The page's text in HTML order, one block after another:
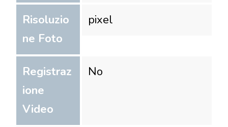
Risoluzio
ne Foto
pixel
Registraz
ione
Video
No